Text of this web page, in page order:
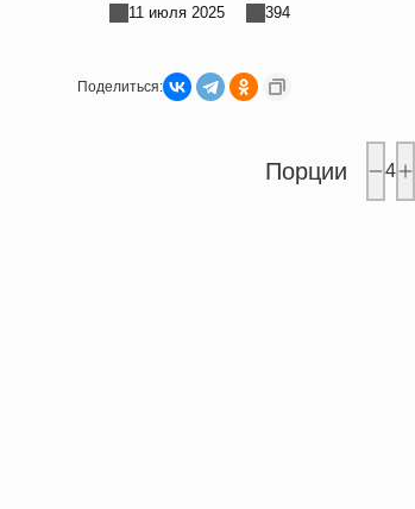
11 июля 2025 394
Поделиться:
Порции 4